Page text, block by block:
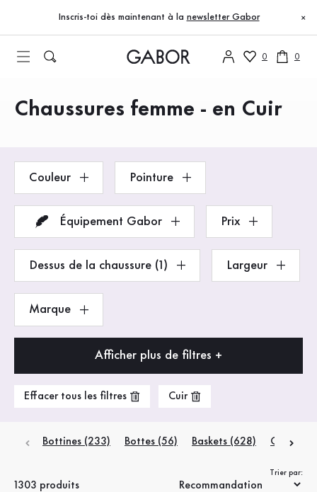
Accéder au contenu principal
Accéder à la table des matières
Accéder à la navigation principale
Inscris-toi dès maintenant à la newsletter Gabor ×
0 0
Produits
Chaussures femme - en Cuir
Couleur Pointure
Équipement Gabor Prix
Dessus de la chaussure (1) Largeur
Marque
Afficher plus de filtres +
Effacer tous les filtres Cuir
Bottines (233) Bottes (56) Baskets (628)
1303 produits
Trier par: